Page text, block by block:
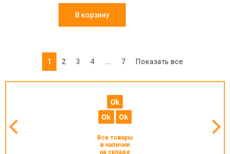
В корзину
1 2 3 4 ... 7 Показать все
Все товары
в наличии
на складе